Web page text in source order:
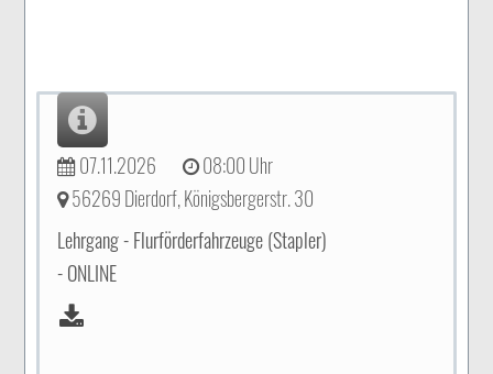
07.11.2026 08:00 Uhr
56269 Dierdorf, Königsbergerstr. 30
Lehrgang - Flurförderfahrzeuge (Stapler)
- ONLINE